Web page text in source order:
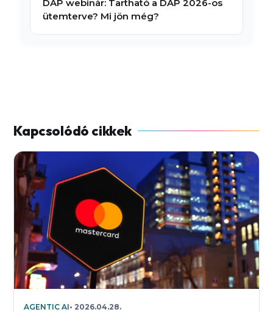
DÁP webinár: Tartható a DÁP 2026-os
ütemterve? Mi jön még?
AGENTIC AI 2026.04.28.